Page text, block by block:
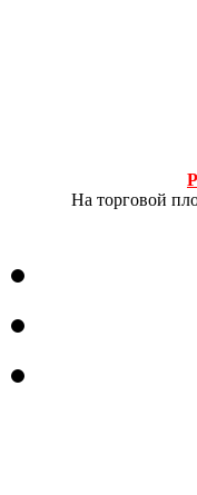
На торговой